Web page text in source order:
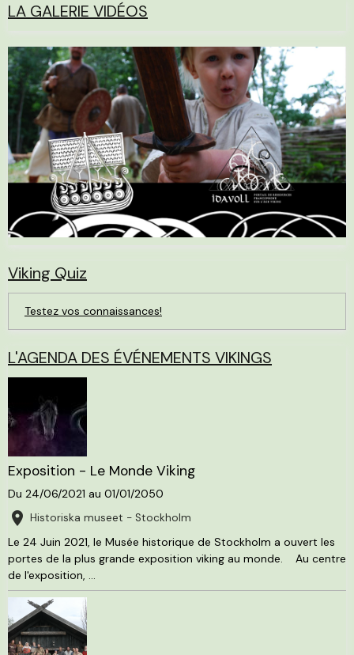
LA GALERIE VIDÉOS
Viking Quiz
Testez vos connaissances!
L'AGENDA DES ÉVÉNEMENTS VIKINGS
Exposition - Le Monde Viking
Du 24/06/2021 au 01/01/2050
Historiska museet - Stockholm
Le 24 Juin 2021, le Musée historique de Stockholm a ouvert les
portes de la plus grande exposition viking au monde. Au centre
de l'exposition, ...